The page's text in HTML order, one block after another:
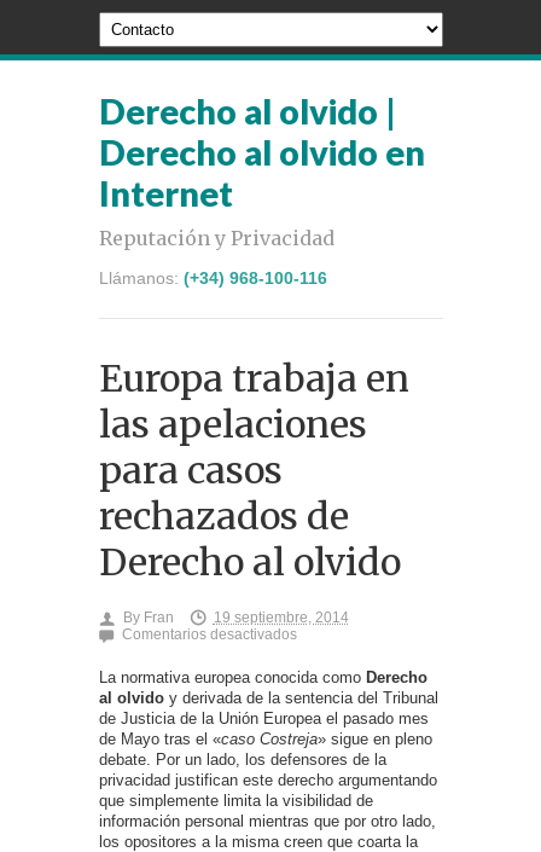
Derecho al olvido |
Derecho al olvido en
Internet
Reputación y Privacidad
Llámanos: (+34) 968-100-116
Europa trabaja en
las apelaciones
para casos
rechazados de
Derecho al olvido
By Fran
19 septiembre, 2014
Comentarios desactivadosen
trabaja
en
las
apelaciones
para
casos
rechazados
de
Derecho
al
olvido
La normativa europea conocida como Derecho
al olvidoy derivada de la sentencia del Tribunal
de Justicia de la Unión Europea el pasado mes
de Mayo tras el «caso Costreja» sigue en pleno
debate. Por un lado, los defensores de la
privacidad justifican este derecho argumentando
que simplemente limita la visibilidad de
información personal mientras que por otro lado,
los opositores a la misma creen que coarta la